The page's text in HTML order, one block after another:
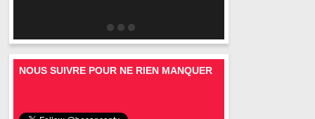
NOUS SUIVRE POUR NE RIEN MANQUER